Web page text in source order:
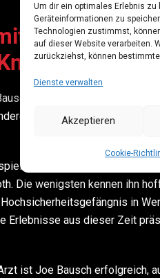
Um dir ein optimales Erlebnis
Geräteinformationen zu
Technologien zustimmst,
auf dieser Website verarbeiten.
zurückziehst, können
Dienste verwalten
Akzeptieren
Cookie-
&
Art. Wer ihn kennt, weiß:
Joe Bausch aus dem
Die wenigsten kennen ihn
in
Erlebnisse aus dieser Zeit
ist Joe Bausch erfolgreich,